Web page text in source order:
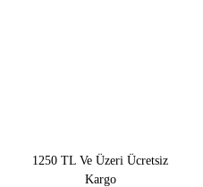
1250 TL Ve Üzeri Ücretsiz
Kargo